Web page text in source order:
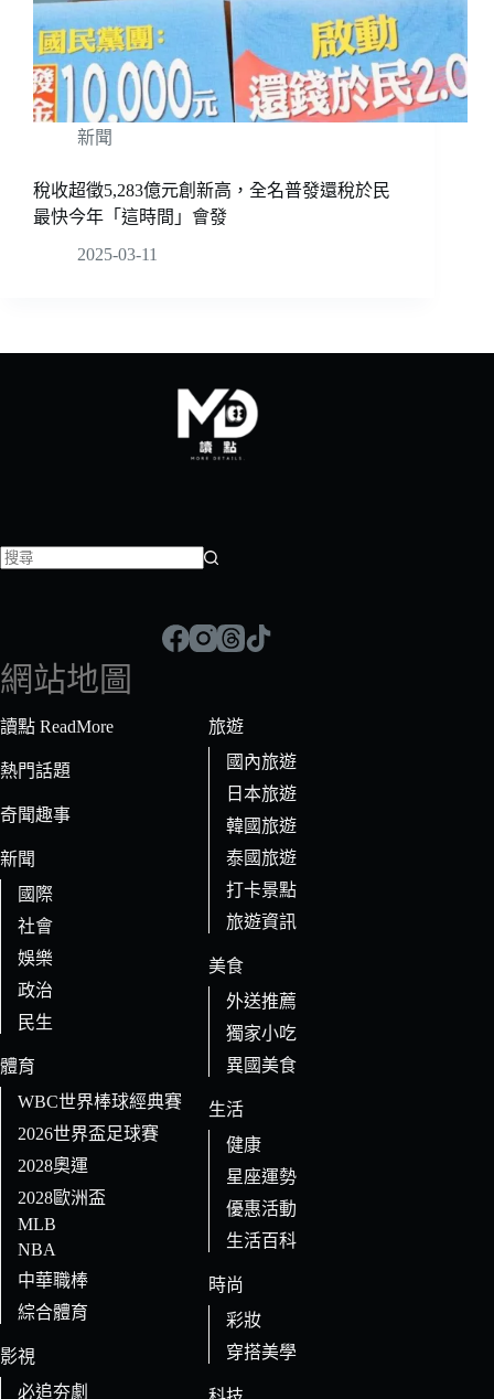
新聞
稅收超徵5,283億元創新高，全名普發還稅於民
最快今年「這時間」會發
2025-03-11
符
合
條
的
果
網站地圖
讀點 ReadMore
熱門話題
奇聞趣事
新聞
國際
社會
娛樂
政治
民生
體育
WBC世界棒球經典賽
2026世界盃足球賽
2028奧運
2028歐洲盃
MLB
NBA
中華職棒
綜合體育
影視
必追夯劇
旅遊
國內旅遊
日本旅遊
韓國旅遊
泰國旅遊
打卡景點
旅遊資訊
美食
外送推薦
獨家小吃
異國美食
生活
健康
星座運勢
優惠活動
生活百科
時尚
彩妝
穿搭美學